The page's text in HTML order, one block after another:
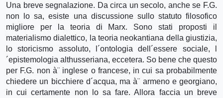
Una breve segnalazione. Da circa un secolo, anche se F.G.
non lo sa, esiste una discussione sullo statuto filosofico
migliore per la teoria di Marx. Sono stati proposti il
materialismo dialettico, la teoria neokantiana della giustizia,
lo storicismo assoluto, l´ontologia dell´essere sociale, l
´epistemologia althusseriana, eccetera. So bene che questo
per F.G. non à¨ inglese o francese, in cui sa probabilmente
chiedere un bicchiere d´acqua, ma à¨ armeno e georgiano,
in cui certamente non lo sa fare. Allora faccia un breve